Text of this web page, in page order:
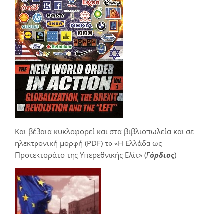
Και βέβαια κυκλοφορεί και στα βιβλιοπωλεία και σε
ηλεκτρονική μορφή (PDF) το «Η Ελλάδα ως
Προτεκτοράτο της Υπερεθνικής Ελίτ» (Γόρδιος)